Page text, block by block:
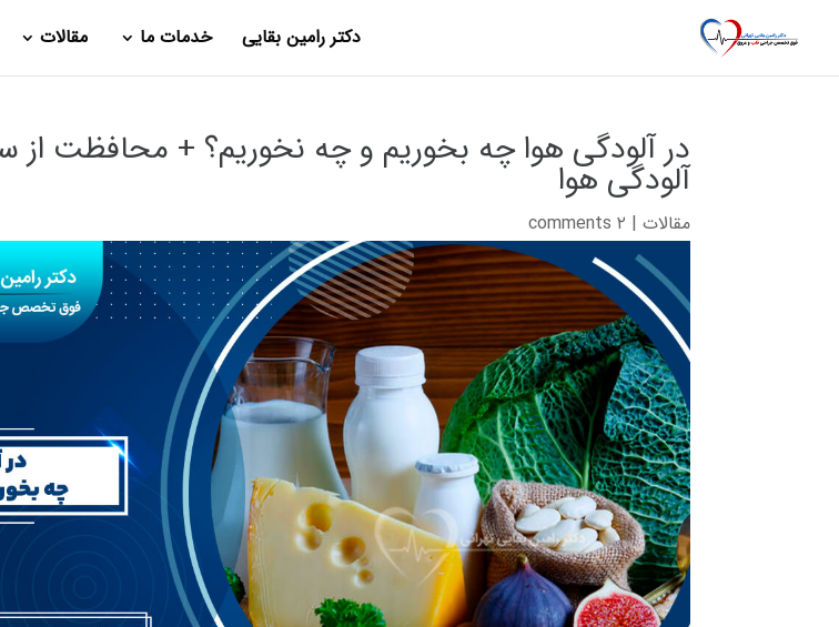
دکتر رامین بقایی خدمات ما مقالات
در آلودگی هوا چه بخوریم و چه نخوریم؟ + محافظت از
آلودگی هوا
مقالات | ۲ comments